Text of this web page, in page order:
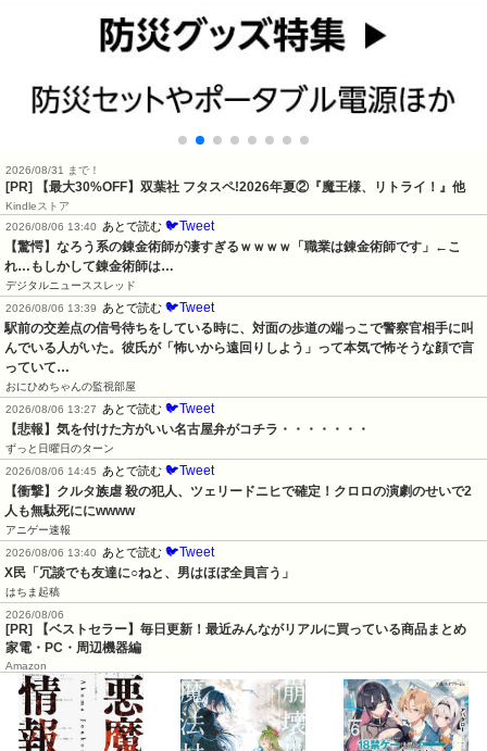
2026/08/31 まで！
[PR] 【最大30%OFF】双葉社 フタスペ!2026年夏②『魔王様、リトライ！』他
Kindleストア
2026/08/06 13:40
あとで読む 🐦Tweet
【驚愕】なろう系の錬金術師が凄すぎるｗｗｗｗ「職業は錬金術師です」←こ
れ…もしかして錬金術師は…
デジタルニューススレッド
2026/08/06 13:39
あとで読む 🐦Tweet
駅前の交差点の信号待ちをしている時に、対面の歩道の端っこで警察官相手に叫
んでいる人がいた。彼氏が「怖いから遠回りしよう」って本気で怖そうな顔で言
っていて…
おにひめちゃんの監視部屋
2026/08/06 13:27
あとで読む 🐦Tweet
【悲報】気を付けた方がいい名古屋弁がコチラ・・・・・・・
ずっと日曜日のターン
2026/08/06 14:45
あとで読む 🐦Tweet
【衝撃】クルタ族虐 殺の犯人、ツェリードニヒで確定！クロロの演劇のせいで2
人も無駄死ににwwww
アニゲー速報
2026/08/06 13:40
あとで読む 🐦Tweet
X民「冗談でも友達に○ねと、男はほぼ全員言う」
はちま起稿
2026/08/06
[PR] 【ベストセラー】毎日更新！最近みんながリアルに買っている商品まとめ
家電・PC・周辺機器編
Amazon